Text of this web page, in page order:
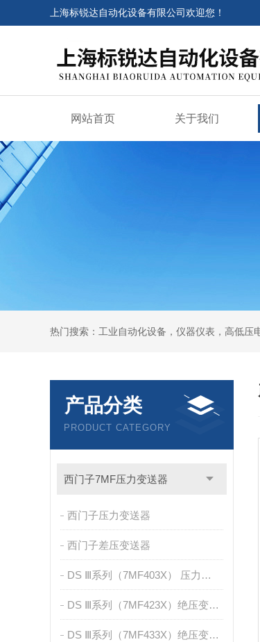
上海标锐达自动化设备有限公司欢迎您！
网站首页 关于我们
热门搜索：工业自动化设备，仪器仪表，高低压
产品分类
PRODUCT CATEGORY
西门子7MF压力变送器
西门子压力变送器
西门子差压变送器
DS Ⅲ系列（7MF403X） 压力变送器
DS Ⅲ系列（7MF423X）绝压变送器
DS Ⅲ系列（7MF433X）绝压变送器